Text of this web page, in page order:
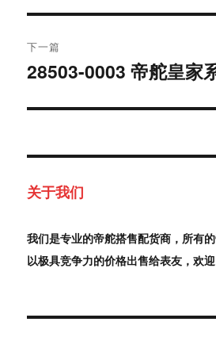
航
文
章：
下一篇
下
文
28503-0003 帝舵皇家
关于我们
我们是专业的帝舵搭售配货商，所有
以极具竞争力的价格出售给表友，欢